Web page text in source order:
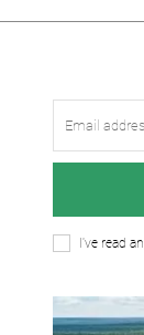
I've read